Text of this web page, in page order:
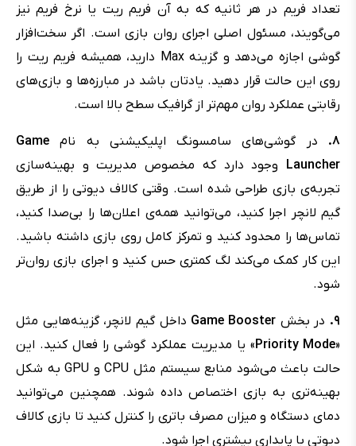
تعداد فریم در هر ثانیه که به آن فریم ریت یا نرخ فریم نیز
می‌گویند، مسئول اصلی اجرای روان بازی است. اگر سخت‌افزار
گوشی اجازه می‌دهد و گزینه Max دارید، همیشه فریم ریت را
روی این حالت قرار دهید. یادتان باشد در مبارزه‌ها و بازی‌های
رقابتی عملکرد روان مهم‌تر از گرافیک سطح بالا است.
۸. در گوشی‌های سامسونگ اپلیکیشنی به نام Game
Launcher وجود دارد که مخصوص مدیریت و بهینه‌سازی
تجربه‌ی بازی طراحی شده است. وقتی کالاف دیوتی را از طریق
گیم لانچر اجرا کنید، می‌توانید همه‌ی اعلان‌ها را بی‌صدا کنید،
تماس‌ها را محدود کنید و تمرکز کامل روی بازی داشته باشید.
این کار کمک می‌کند لگ کمتری حس کنید و اجرای بازی روان‌تر
شود.
۹. در بخش Game Booster داخل گیم لانچر، گزینه‌هایی مثل
«
Priority Mode» یا مدیریت عملکرد گوشی را فعال کنید. این
حالت باعث می‌شود منابع سیستم مثل CPU و GPU به شکل
بهینه‌تری به بازی اختصاص داده شوند. همچنین می‌توانید
دمای دستگاه و میزان مصرف باتری را کنترل کنید تا بازی کالاف
دیوتی با پایداری بیشتری اجرا شود.